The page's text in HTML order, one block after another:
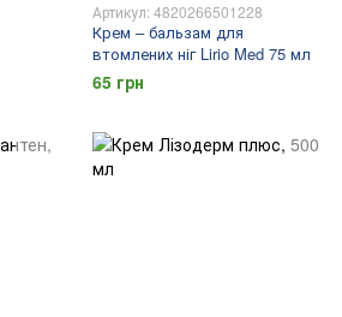
Артикул: 4820266501228
Крем – бальзам для
втомлених ніг Lirio Med 75 мл
65 грн